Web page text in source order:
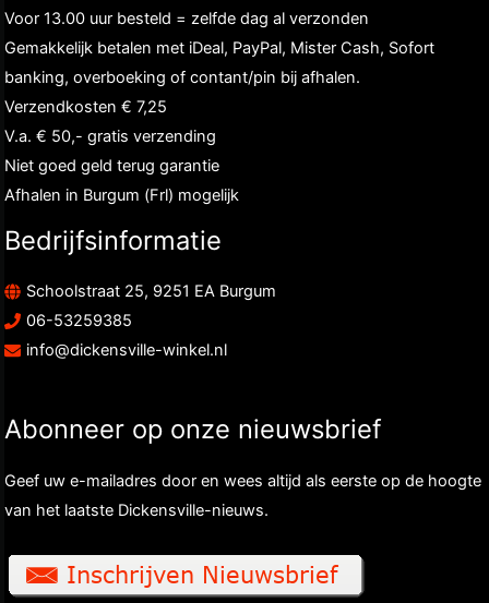
Voor 13.00 uur besteld = zelfde dag al verzonden
Gemakkelijk betalen met iDeal, PayPal, Mister Cash, Sofort
banking, overboeking of contant/pin bij afhalen.
Verzendkosten € 7,25
V.a. € 50,- gratis verzending
Niet goed geld terug garantie
Afhalen in Burgum (Frl) mogelijk
Bedrijfsinformatie
Schoolstraat 25, 9251 EA Burgum
06-53259385
info@dickensville-winkel.nl
Abonneer op onze nieuwsbrief
Geef uw e-mailadres door en wees altijd als eerste op de hoogte
van het laatste Dickensville-nieuws.